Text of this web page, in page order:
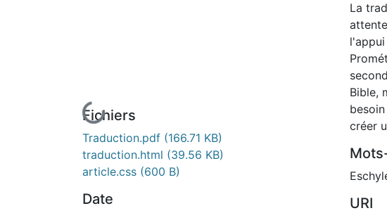
En cours de chargement...
Fichiers
Traduction.pdf (166.71 KB)
traduction.html (39.56 KB)
article.css (600 B)
Date
La
Bible,
créer
URI